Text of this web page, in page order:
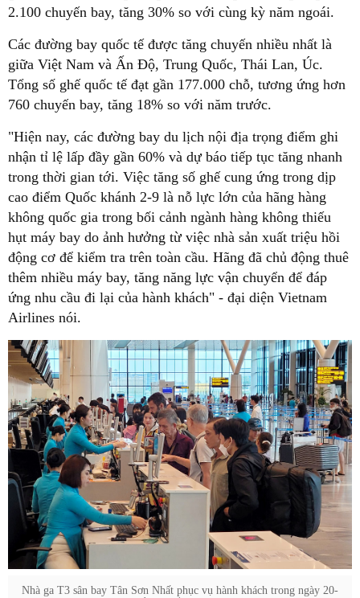
2.100 chuyến bay, tăng 30% so với cùng kỳ năm ngoái.
Các đường bay quốc tế được tăng chuyến nhiều nhất là
giữa Việt Nam và Ấn Độ, Trung Quốc, Thái Lan, Úc.
Tổng số ghế quốc tế đạt gần 177.000 chỗ, tương ứng hơn
760 chuyến bay, tăng 18% so với năm trước.
"Hiện nay, các đường bay du lịch nội địa trọng điểm ghi
nhận tỉ lệ lấp đầy gần 60% và dự báo tiếp tục tăng nhanh
trong thời gian tới. Việc tăng số ghế cung ứng trong dịp
cao điểm Quốc khánh 2-9 là nỗ lực lớn của hãng hàng
không quốc gia trong bối cảnh ngành hàng không thiếu
hụt máy bay do ảnh hưởng từ việc nhà sản xuất triệu hồi
động cơ để kiểm tra trên toàn cầu. Hãng đã chủ động thuê
thêm nhiều máy bay, tăng năng lực vận chuyển để đáp
ứng nhu cầu đi lại của hành khách" - đại diện Vietnam
Airlines nói.
Nhà ga T3 sân bay Tân Sơn Nhất phục vụ hành khách trong ngày 20-